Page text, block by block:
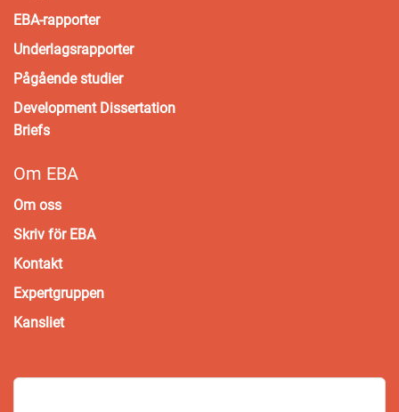
EBA-rapporter
Underlagsrapporter
Pågående studier
Development Dissertation
Briefs
Om EBA
Om oss
Skriv för EBA
Kontakt
Expertgruppen
Kansliet